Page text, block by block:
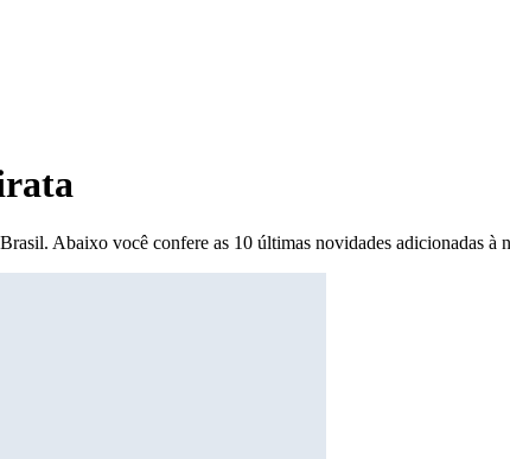
Abaixo você confere as 10 últimas novidades adicionadas à